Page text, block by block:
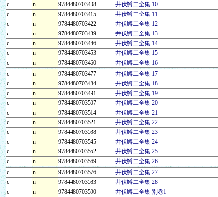
c
n 9784480703408
井伏鱒二全集 10
c
n 9784480703415
井伏鱒二全集 11
c
n 9784480703422
井伏鱒二全集 12
c
n 9784480703439
井伏鱒二全集 13
c
n 9784480703446
井伏鱒二全集 14
c
n 9784480703453
井伏鱒二全集 15
c
n 9784480703460
井伏鱒二全集 16
c
n 9784480703477
井伏鱒二全集 17
c
n 9784480703484
井伏鱒二全集 18
c
n 9784480703491
井伏鱒二全集 19
c
n 9784480703507
井伏鱒二全集 20
c
n 9784480703514
井伏鱒二全集 21
c
n 9784480703521
井伏鱒二全集 22
c
n 9784480703538
井伏鱒二全集 23
c
n 9784480703545
井伏鱒二全集 24
c
n 9784480703552
井伏鱒二全集 25
c
n 9784480703569
井伏鱒二全集 26
c
n 9784480703576
井伏鱒二全集 27
c
n 9784480703583
井伏鱒二全集 28
c
n 9784480703590
井伏鱒二全集 別巻1